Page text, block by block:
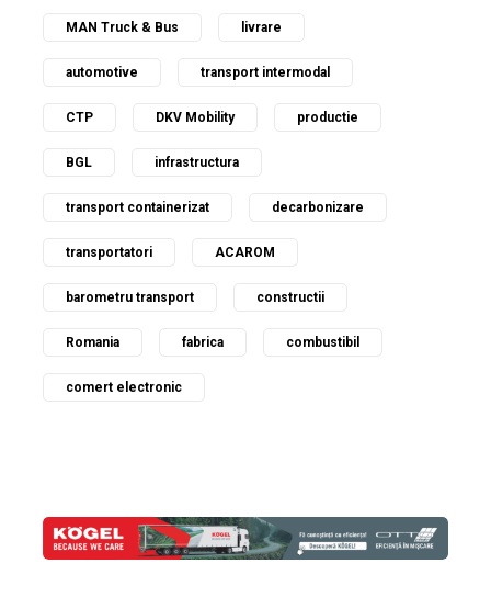
MAN Truck & Bus livrare
automotive transport intermodal
CTP DKV Mobility productie
BGL infrastructura
transport containerizat decarbonizare
transportatori ACAROM
barometru transport constructii
Romania fabrica combustibil
comert electronic